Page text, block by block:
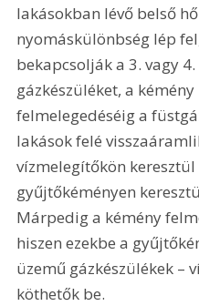
lakásokban lévő belső
nyomáskülönbség lép
bekapcsolják a 3. vagy
gázkészüléket, a
felmelegedéséig a
lakások felé
vízmelegítőkön keresztül
gyűjtőkéményen
Márpedig a kémény
hiszen ezekbe a
üzemű gázkészülékek –
köthetők be.